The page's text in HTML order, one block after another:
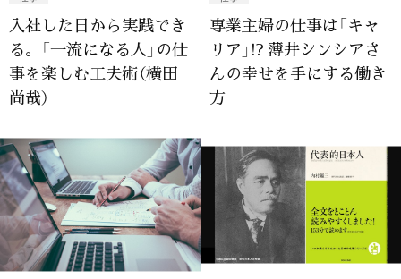
入社した日から実践でき
る。「一流になる人」の仕
事を楽しむ工夫術（横田
尚哉）
専業主婦の仕事は「キャ
リア」!? 薄井シンシアさ
んの幸せを手にする働き
方